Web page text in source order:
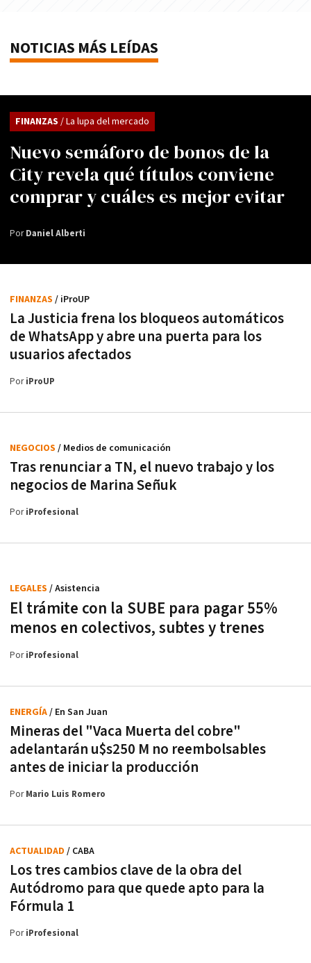
NOTICIAS MÁS LEÍDAS
Nuevo semáforo de bonos de la
City revela qué títulos conviene
comprar y cuáles es mejor evitar
FINANZAS / La lupa del mercado
PorDaniel Alberti
La Justicia frena los bloqueos automáticos
de WhatsApp y abre una puerta para los
usuarios afectados
FINANZAS / iProUP
PoriProUP
Tras renunciar a TN, el nuevo trabajo y los
negocios de Marina Señuk
NEGOCIOS / Medios de comunicación
PoriProfesional
El trámite con la SUBE para pagar 55%
menos en colectivos, subtes y trenes
LEGALES / Asistencia
PoriProfesional
Mineras del "Vaca Muerta del cobre"
adelantarán u$s250 M no reembolsables
antes de iniciar la producción
ENERGÍA/ En San Juan
PorMario Luis Romero
Los tres cambios clave de la obra del
Autódromo para que quede apto para la
Fórmula 1
ACTUALIDAD / CABA
PoriProfesional